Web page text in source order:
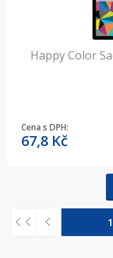
Happy Color
Cena s DPH:
67,8 Kč
1